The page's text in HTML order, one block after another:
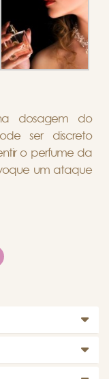
dosagem do
ser discreto
o perfume da
um ataque